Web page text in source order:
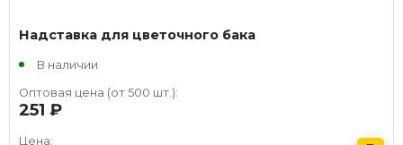
Надставка для цветочного бака
В наличии
Оптовая цена (от 500 шт.):
251
Цена: